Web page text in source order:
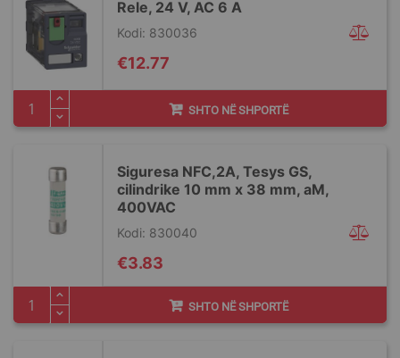
Rele, 24 V, AC 6 A
Kodi: 830036
€12.77
SHTO NË SHPORTË
Siguresa NFC,2A, Tesys GS,
cilindrike 10 mm x 38 mm, aM,
400VAC
Kodi: 830040
€3.83
SHTO NË SHPORTË